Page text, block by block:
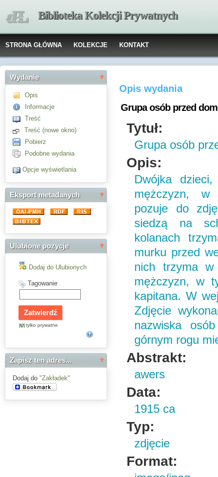
Biblioteka Kolekcji Prywatnych
STRONA GŁÓWNA KOLEKCJE KONTAKT
Wydanie
Opis
Informacje
Treść
Treść (nowe okno)
Pobierz
Podobne wydania
Opcje wyświetlania
Eksport metadanych
Ulubione pozycje
Dodaj do Ulubionych
Tagowanie
tylko prywatne
Zapisz ten adres...
Dodaj do "Zakładek"
Opis wydania
Grupa osób przed
Tytuł:
Grupa osób
Opis:
Dwójka
mężczyzn, w
pozuje do
siedzą na
kolanach
murku przed
nich trzyma
mężczyzn, w
kapitana. W
Zdjęcie
nazwiska
górnym rogu
Abstrakt:
awers
Data:
1915 ca
Typ:
zdjęcie
Format: